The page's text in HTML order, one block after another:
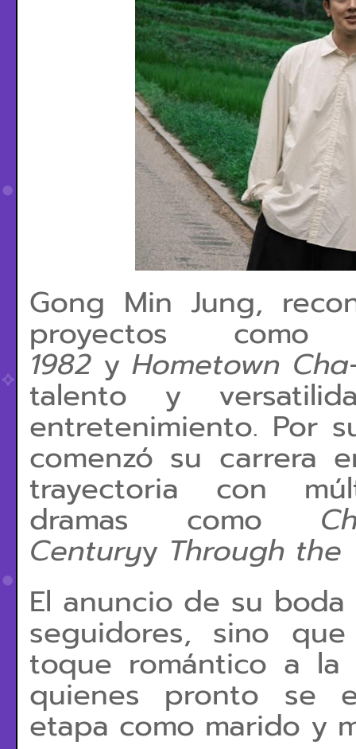
Gong Min Jung,
proyectos como
1982 y Hometown
talento y
entretenimiento. Por
comenzó su carrera
trayectoria con
dramas como
Centuryy Through the
El anuncio de su
seguidores, sino
toque romántico a la
quienes pronto se
etapa como marido y